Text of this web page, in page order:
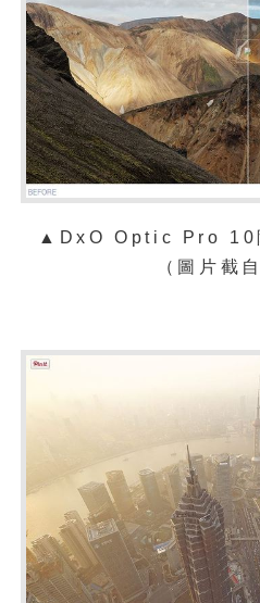
▲ DxO Optic Pro 10
（圖片截自